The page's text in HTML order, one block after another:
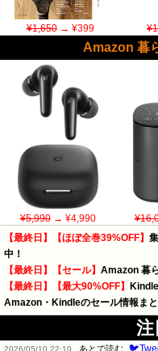
¥1,650→ ¥399
Amazon 暮
¥5,990→ ¥4,990
【最終日】【ほぼ全巻39%OFF】
中！
【最終日】【セール】 Amazon 暮
【最終日】【最大90%OFF】
Amazon・Kindleのセール情報ま
注
2026/05/10 22:10 あとで読む